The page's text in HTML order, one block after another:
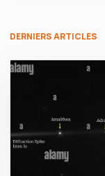
DERNIERS ARTICLES